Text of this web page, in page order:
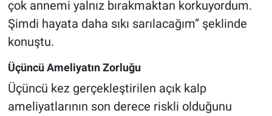
çok annemi yalnız bırakmaktan korkuyordum.
Şimdi hayata daha sıkı sarılacağım” şeklinde
konuştu.
Üçüncü Ameliyatın Zorluğu
Üçüncü kez gerçekleştirilen açık kalp
ameliyatlarının son derece riskli olduğunu